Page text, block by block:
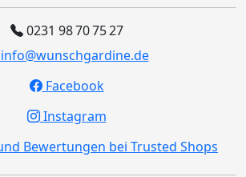
0231 98 70 75 27
Facebook
Instagram
Bewertungen bei Trusted Shops